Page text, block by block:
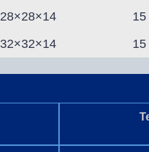
28×28×14
15
32×32×14
15